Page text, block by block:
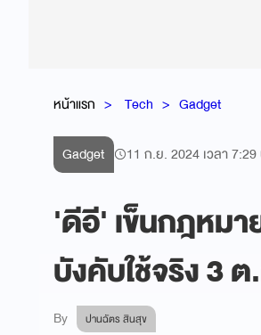
หน้าแรก Tech Gadget
Gadget 11 ก.ย. 2024 เวลา 7:29
'ดีอี' เข็นกฎหมา
บังคับใช้จริง 3
By ปานฉัตร สินสุข